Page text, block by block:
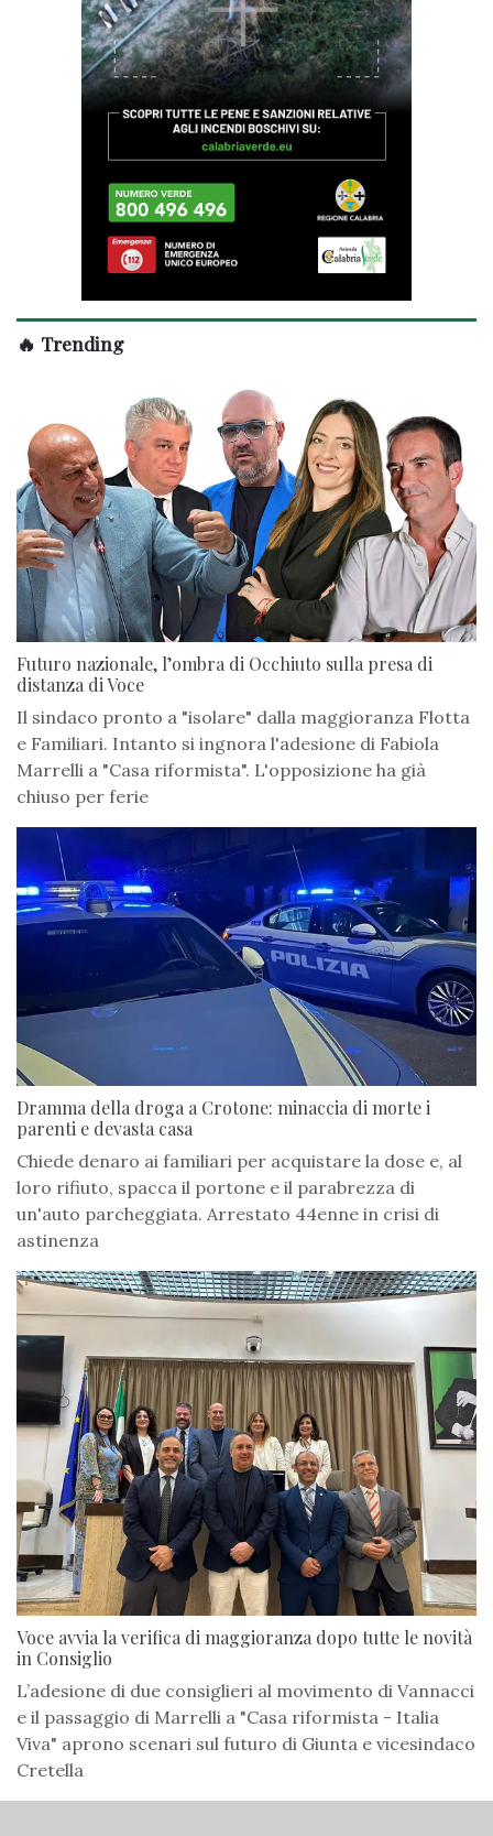
🔥 Trending
Futuro nazionale, l’ombra di Occhiuto sulla presa di
distanza di Voce
Il sindaco pronto a "isolare" dalla maggioranza Flotta
e Familiari. Intanto si ingnora l'adesione di Fabiola
Marrelli a "Casa riformista". L'opposizione ha già
chiuso per ferie
Dramma della droga a Crotone: minaccia di morte i
parenti e devasta casa
Chiede denaro ai familiari per acquistare la dose e, al
loro rifiuto, spacca il portone e il parabrezza di
un'auto parcheggiata. Arrestato 44enne in crisi di
astinenza
Voce avvia la verifica di maggioranza dopo tutte le novità
in Consiglio
L’adesione di due consiglieri al movimento di Vannacci
e il passaggio di Marrelli a "Casa riformista - Italia
Viva" aprono scenari sul futuro di Giunta e vicesindaco
Cretella